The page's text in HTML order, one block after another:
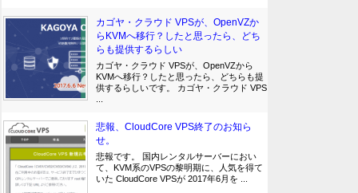
カゴヤ・クラウド VPSが、OpenVZか
らKVMへ移行？したと思ったら、どち
らも提供するらしい
カゴヤ・クラウド VPSが、OpenVZから
KVMへ移行？したと思ったら、どちらも提
供するらしいです。 カゴヤ・クラウド VPS
悲報、CloudCore VPS終了のお知ら
せ。
悲報です。 国内レンタルサーバーにおい
て、KVM系のVPSの黎明期に、人気を得て
いた CloudCore VPSが 2017年6月を ...